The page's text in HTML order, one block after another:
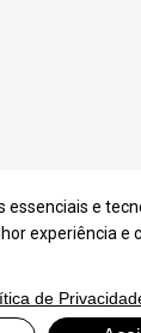
Digital .
essenciais e
experiência e
de